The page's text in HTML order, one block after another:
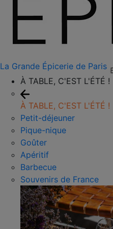
La Grande Épicerie de Paris
À TABLE, C'EST L'ÉTÉ !
À TABLE, C'EST L'ÉTÉ !
Petit-déjeuner
Pique-nique
Goûter
Apéritif
Barbecue
Souvenirs de France